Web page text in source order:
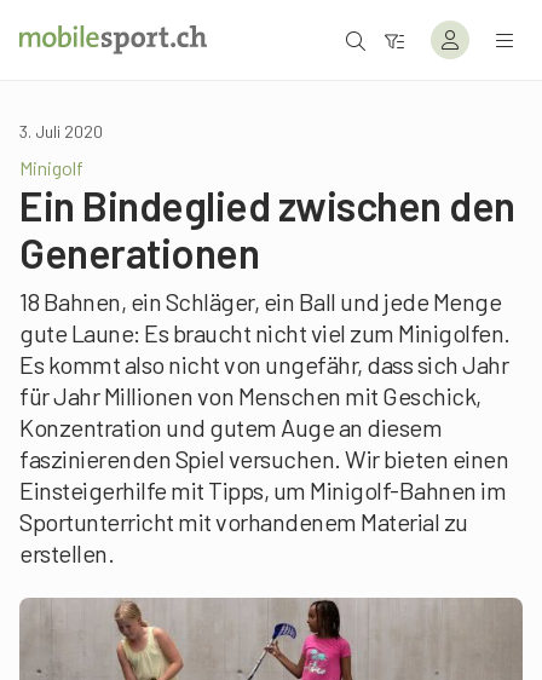
3. Juli 2020
Minigolf
Ein Bindeglied zwischen den
Generationen
18 Bahnen, ein Schläger, ein Ball und jede Menge
gute Laune: Es braucht nicht viel zum Minigolfen.
Es kommt also nicht von ungefähr, dass sich Jahr
für Jahr Millionen von Menschen mit Geschick,
Konzentration und gutem Auge an diesem
faszinierenden Spiel versuchen. Wir bieten einen
Einsteigerhilfe mit Tipps, um Minigolf-Bahnen im
Sportunterricht mit vorhandenem Material zu
erstellen.